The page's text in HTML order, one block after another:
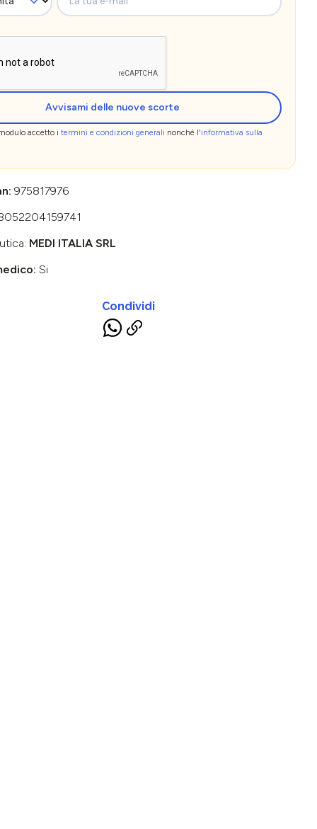
Avvisami delle nuove scorte
accetto i termini e condizioni generali nonché l'informativa sulla
975817976
MEDI ITALIA SRL
Si
Condividi